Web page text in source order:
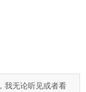
无论听见或者看